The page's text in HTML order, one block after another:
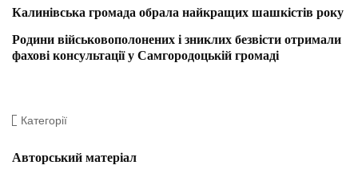
Калинівська громада обрала найкращих шашкістів року
Родини військовополонених і зниклих безвісти отримали
фахові консультації у Самгородоцькій громаді
Категорії
Авторський матеріал